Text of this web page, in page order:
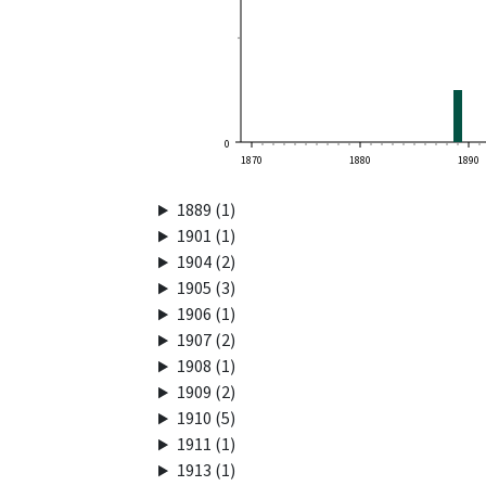
0
1870
1880 1890
1889 (1)
1901 (1)
1904 (2)
1905 (3)
1906 (1)
1907 (2)
1908 (1)
1909 (2)
1910 (5)
1911 (1)
1913 (1)